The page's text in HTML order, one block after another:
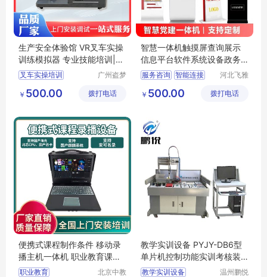
生产安全体验馆 VR叉车实操
训练模拟器 专业技能培训|盗
梦科技
叉车实操培训
专业技能培训
安全体验馆
广州盗梦
有限公司
￥ 500.00 拨打电话
智慧一体机触摸屏查询展示
信息平台软件系统设备政务
学习宣传屏
服务咨询 智能连接
实时监控
河北飞雅
公司
￥ 500.00 拨打电话
便携式课程制作条件 移动录
播主机一体机 职业教育课程
制作设备方案
职业教育
北京中教
教学实训设备 PYJY-DB6型
单片机控制功能实训考核装
置
教学实训设备
温州鹏悦